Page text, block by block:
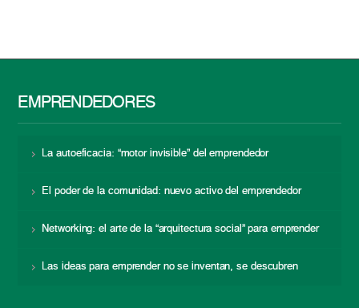
EMPRENDEDORES
La autoeficacia: “motor invisible” del emprendedor
El poder de la comunidad: nuevo activo del emprendedor
Networking: el arte de la “arquitectura social” para emprender
Las ideas para emprender no se inventan, se descubren